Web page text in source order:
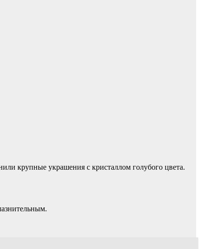
крупные украшения с кристаллом голубого цвета.